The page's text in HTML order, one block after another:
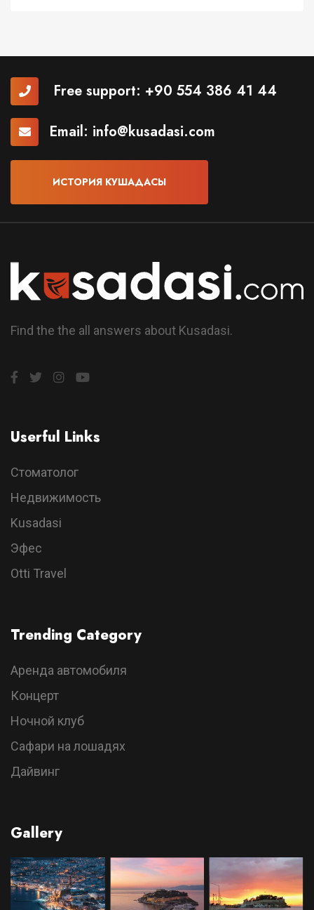
Free support: +90 554 386 41 44
Email: info@kusadasi.com
ИСТОРИЯ КУШАДАСЫ
Find the the all answers about Kusadasi.
Userful Links
Стоматолог
Недвижимость
Kusadasi
Эфес
Otti Travel
Trending Category
Аренда автомобиля
Концерт
Ночной клуб
Сафари на лошадях
Дайвинг
Gallery